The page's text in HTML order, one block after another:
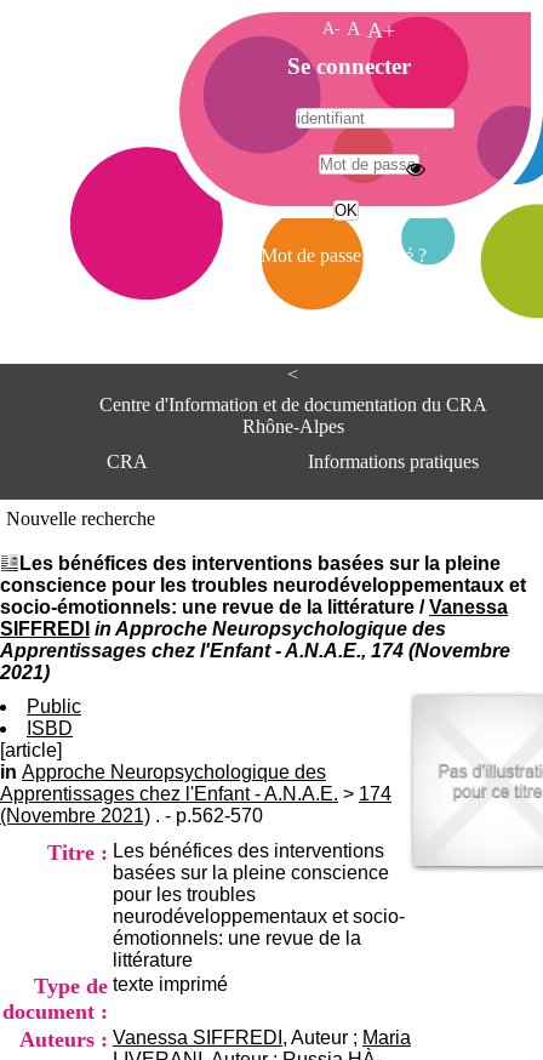
<
Centre d'Information et de documentation du CRA
Rhône-Alpes
CRA
Informations pratiques
du CRA Rhône-Alpes
Centre Hospitalier le Vinatier
bât 211
95, Bd Pinel
69678 Bron Cedex
Horaires
Fax:
+33(0)4 37 91 54 37
Mail
Nouvelle recherche
Les bénéfices des interventions basées sur la pleine
conscience pour les troubles neurodéveloppementaux et
socio-émotionnels: une revue de la littérature /Vanessa
SIFFREDI in Approche Neuropsychologique des
Apprentissages chez l'Enfant - A.N.A.E., 174 (Novembre
2021)
Public
ISBD
[article]
in Approche Neuropsychologique des
Apprentissages chez l'Enfant - A.N.A.E. > 174
(Novembre 2021) . - p.562-570
Titre : Les bénéfices des interventions
basées sur la pleine conscience
pour les troubles
neurodéveloppementaux et socio-
émotionnels: une revue de la
littérature
Type de
document :
texte imprimé
Auteurs : Vanessa SIFFREDI , Auteur ; Maria
A- A A+
A
c
c
e
i
Se connecter
Mot de passe oublié ?
A
e
e
n
f
o
r
m
n
e
t
e
D
o
c
u
m
e
t
a